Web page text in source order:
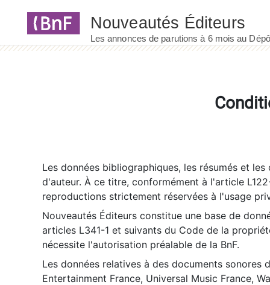
Les données bibliographiques, les résumés et
d'auteur. À ce titre, conformément à l'article
reproductions strictement réservées à l'usage
Nouveautés Éditeurs constitue une base de
articles L341-1 et suivants du Code de la
nécessite l'autorisation préalable de la BnF.
Les données relatives à des documents sonores
Entertainment France, Universal Music France,